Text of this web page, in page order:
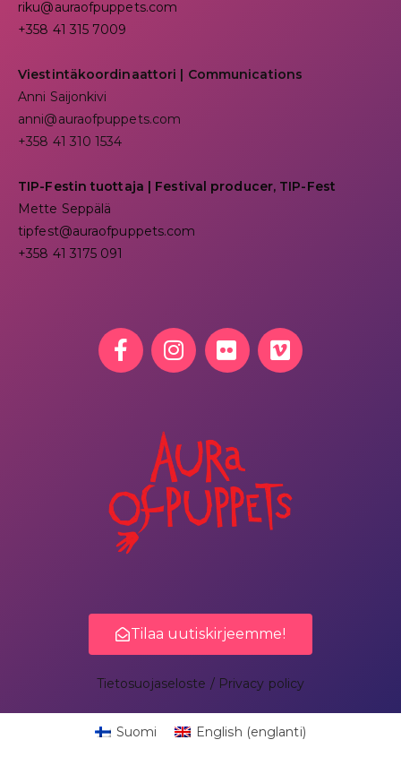
riku@auraofpuppets.com
+358 41 315 7009
Viestintäkoordinaattori | Communications
Anni Saijonkivi
anni@auraofpuppets.com
+358 41 310 1534
TIP-Festin tuottaja | Festival producer, TIP-Fest
Mette Seppälä
tipfest@auraofpuppets.com
+358 41 3175 091
Tilaa uutiskirjeemme!
Tietosuojaseloste / Privacy policy
Suomi English (englanti)